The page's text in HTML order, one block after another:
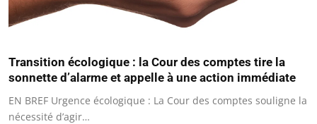
Transition écologique : la Cour des comptes tire la
sonnette d’alarme et appelle à une action immédiate
EN BREF Urgence écologique : La Cour des comptes souligne la
nécessité d’agir…